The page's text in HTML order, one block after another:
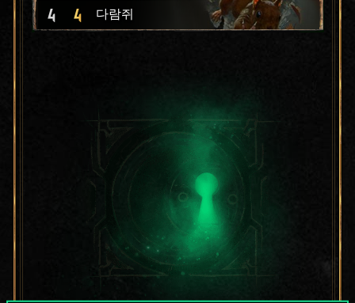
4 4 다람쥐